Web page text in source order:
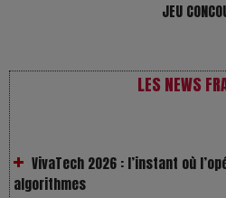
JEU
LES NEWS